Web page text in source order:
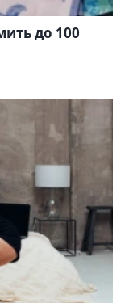
до 100